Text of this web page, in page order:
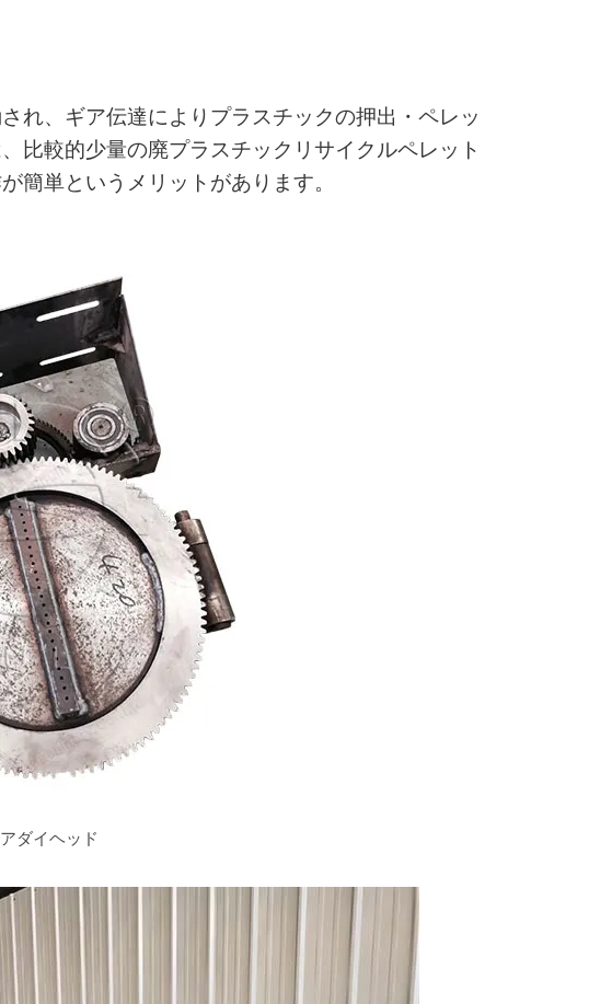
れ、ギア伝達によりプラスチックの押出・ペレッ
比較的少量の廃プラスチックリサイクルペレット
簡単というメリットがあります。
ダイヘッド